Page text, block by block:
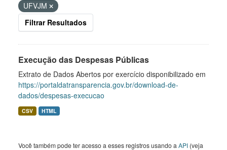
UFVJM
Filtrar Resultados
Execução das Despesas Públicas
Extrato de Dados Abertos por exercício disponibilizado em
https://portaldatransparencia.gov.br/download-de-
dados/despesas-execucao
CSV HTML
Você também pode ter acesso a esses registros usando a API (veja